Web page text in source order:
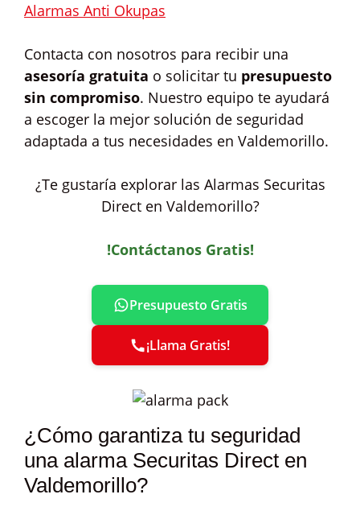
Alarmas Anti Okupas
Contacta con nosotros para recibir una
asesoría gratuita o solicitar tu presupuesto
sin compromiso. Nuestro equipo te ayudará
a escoger la mejor solución de seguridad
adaptada a tus necesidades en Valdemorillo.
¿Te gustaría explorar las Alarmas Securitas
Direct en Valdemorillo?
!Contáctanos Gratis!
Presupuesto Gratis
¡Llama Gratis!
¿Cómo garantiza tu seguridad
una alarma Securitas Direct en
Valdemorillo?